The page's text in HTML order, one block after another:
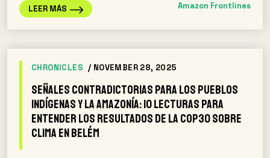
LEER MÁS Amazon Frontlines
CHRONICLES / NOVEMBER 28, 2025
Señales contradictorias para los Pueblos
Indígenas y la Amazonía: 10 lecturas para
entender los resultados de la COP30 sobre
clima en Belém